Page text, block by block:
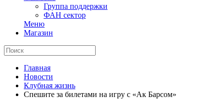
Группа поддержки
ФАН сектор
Меню
Магазин
Главная
Новости
Клубная жизнь
Спешите за билетами на игру с «Ак Барсом»